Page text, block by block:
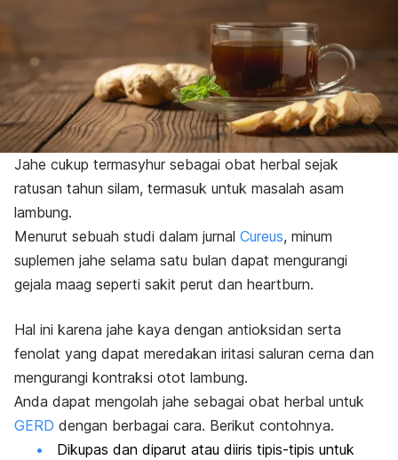
Jahe cukup termasyhur sebagai obat herbal sejak
ratusan tahun silam, termasuk untuk masalah asam
lambung.
Menurut sebuah studi dalam jurnal Cureus, minum
suplemen jahe selama satu bulan dapat mengurangi
gejala maag seperti sakit perut dan heartburn.
Hal ini karena jahe kaya dengan antioksidan serta
fenolat yang dapat meredakan iritasi saluran cerna dan
mengurangi kontraksi otot lambung.
Anda dapat mengolah jahe sebagai obat herbal untuk
GERD dengan berbagai cara. Berikut contohnya.
Dikupas dan diparut atau diiris tipis-tipis untuk